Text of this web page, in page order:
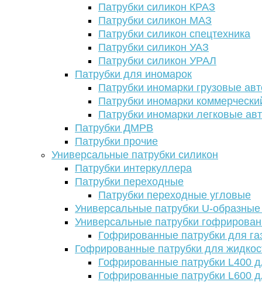
Патрубки силикон КРАЗ
Патрубки силикон МАЗ
Патрубки силикон спецтехника
Патрубки силикон УАЗ
Патрубки силикон УРАЛ
Патрубки для иномарок
Патрубки иномарки грузовые
Патрубки иномарки
Патрубки иномарки легковые
Патрубки ДМРВ
Патрубки прочие
Универсальные патрубки силикон
Патрубки интеркуллера
Патрубки переходные
Патрубки переходные угловые
Универсальные патрубки U-
Универсальные патрубки
Гофрированные патрубки для
Гофрированные патрубки для
Гофрированные патрубки L400
Гофрированные патрубки L600